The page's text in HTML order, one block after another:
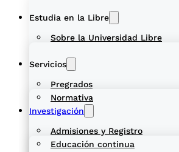
Sobre la Universidad Libre
Normativa
Estudia en la Libre
Pregrados
Educación continua
Servicios
Admisiones y Registro
Investigación